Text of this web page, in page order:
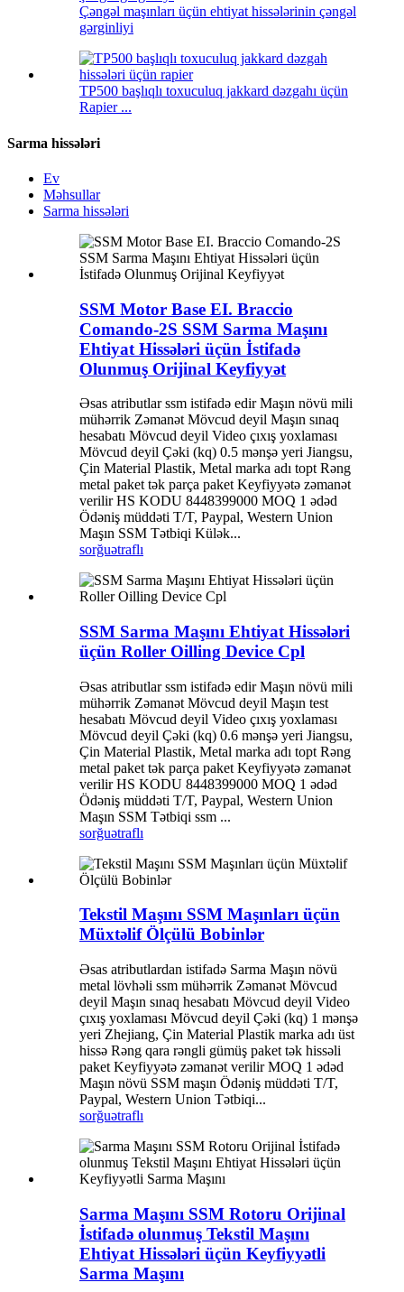
Çəngəl maşınları üçün ehtiyat hissələrinin çəngəl
gərginliyi
TP500 başlıqlı toxuculuq jakkard dəzgahı üçün
Rapier ...
Sarma hissələri
Ev
Məhsullar
Sarma hissələri
SSM Motor Base EI. Braccio
Comando-2S SSM Sarma Maşını
Ehtiyat Hissələri üçün İstifadə
Olunmuş Orijinal Keyfiyyət
Əsas atributlar ssm istifadə edir Maşın növü mili
mühərrik Zəmanət Mövcud deyil Maşın sınaq
hesabatı Mövcud deyil Video çıxış yoxlaması
Mövcud deyil Çəki (kq) 0.5 mənşə yeri Jiangsu,
Çin Material Plastik, Metal marka adı topt Rəng
metal paket tək parça paket Keyfiyyətə zəmanət
verilir HS KODU 8448399000 MOQ 1 ədəd
Ödəniş müddəti T/T, Paypal, Western Union
Maşın SSM Tətbiqi Külək...
sorğuətraflı
SSM Sarma Maşını Ehtiyat Hissələri
üçün Roller Oilling Device Cpl
Əsas atributlar ssm istifadə edir Maşın növü mili
mühərrik Zəmanət Mövcud deyil Maşın test
hesabatı Mövcud deyil Video çıxış yoxlaması
Mövcud deyil Çəki (kq) 0.6 mənşə yeri Jiangsu,
Çin Material Plastik, Metal marka adı topt Rəng
metal paket tək parça paket Keyfiyyətə zəmanət
verilir HS KODU 8448399000 MOQ 1 ədəd
Ödəniş müddəti T/T, Paypal, Western Union
Maşın SSM Tətbiqi ssm ...
sorğuətraflı
Tekstil Maşını SSM Maşınları üçün
Müxtəlif Ölçülü Bobinlər
Əsas atributlardan istifadə Sarma Maşın növü
metal lövhəli ssm mühərrik Zəmanət Mövcud
deyil Maşın sınaq hesabatı Mövcud deyil Video
çıxış yoxlaması Mövcud deyil Çəki (kq) 1 mənşə
yeri Zhejiang, Çin Material Plastik marka adı üst
hissə Rəng qara rəngli gümüş paket tək hissəli
paket Keyfiyyətə zəmanət verilir MOQ 1 ədəd
Maşın növü SSM maşın Ödəniş müddəti T/T,
Paypal, Western Union Tətbiqi...
sorğuətraflı
Sarma Maşını SSM Rotoru Orijinal
İstifadə olunmuş Tekstil Maşını
Ehtiyat Hissələri üçün Keyfiyyətli
Sarma Maşını